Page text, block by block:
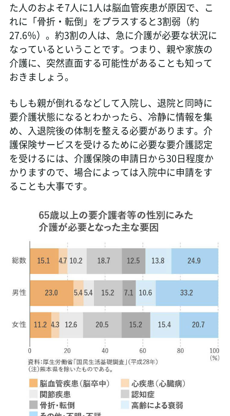
た人のおよそ7人に1人は脳血管疾患が原因で、こ
れに「骨折・転倒」をプラスすると3割弱（約
27.6％）。約3割の人は、急に介護が必要な状況に
なっているということです。つまり、親や家族の
介護に、突然直面する可能性があることも知って
おきましょう。
もしも親が倒れるなどして入院し、退院と同時に
要介護状態になるとわかったら、冷静に情報を集
め、入退院後の体制を整える必要があります。介
護保険サービスを受けるために必要な要介護認定
を受けるには、介護保険の申請日から30日程度か
かりますので、場合によっては入院中に申請をす
ることも大事です。